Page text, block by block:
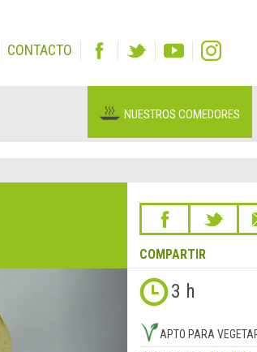
CONTACTO
NUESTROS COMEDORES
COMPARTIR
Siguiente
&rsaquo; 3 h
APTO PARA